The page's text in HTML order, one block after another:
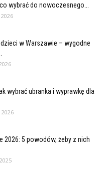
wybrać do nowoczesnego...
w Warszawie – wygodne
wybrać ubranka i wyprawkę dla
2026: 5 powodów, żeby z nich